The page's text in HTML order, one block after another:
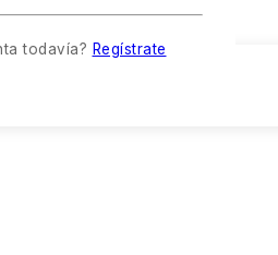
todavía? Regístrate